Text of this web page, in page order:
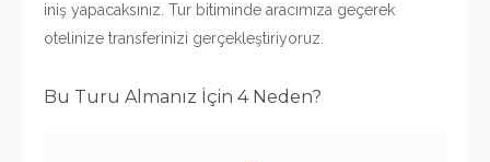
iniş yapacaksınız. Tur bitiminde aracımıza geçerek
otelinize transferinizi gerçekleştiriyoruz.
Bu Turu Almanız İçin 4 Neden?